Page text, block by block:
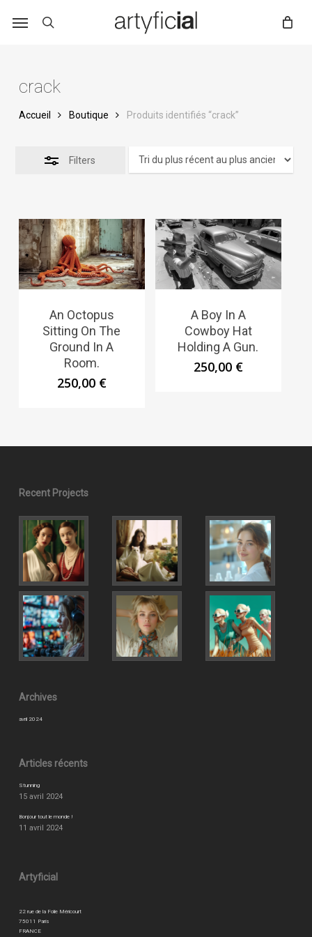
crack
Accueil Boutique Produits identifiés “crack”
Filters
An Octopus
Sitting On The
Ground In A
Room.
250,00 €
A Boy In A
Cowboy Hat
Holding A Gun.
250,00 €
Recent Projects
Archives
avril 2024
Articles récents
Stunning
15 avril 2024
Bonjour tout le monde !
11 avril 2024
Artyficial
22 rue de la Folie Méricourt
75011 Paris
FRANCE